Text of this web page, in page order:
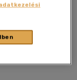
Megosztom